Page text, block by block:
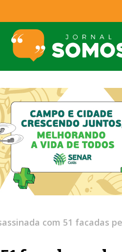
com 51 facadas